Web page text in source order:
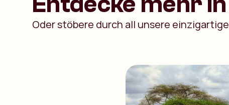
Oder stöbere durch all unsere